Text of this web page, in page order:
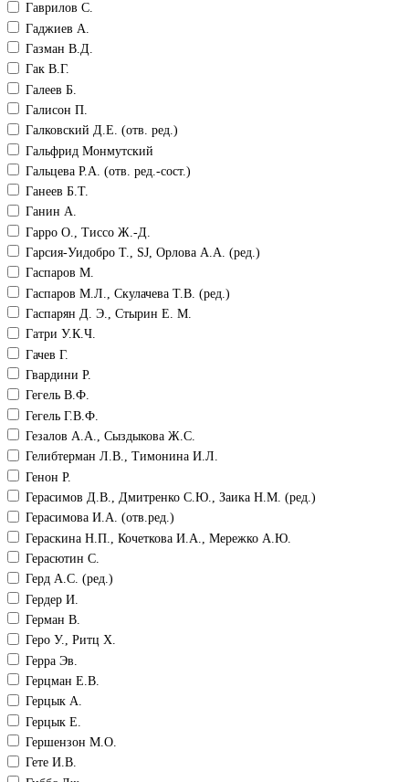
Гаврилов С.
Гаджиев А.
Газман В.Д.
Гак В.Г.
Галеев Б.
Галисон П.
Галковский Д.Е. (отв. ред.)
Гальфрид Монмутский
Гальцева Р.А. (отв. ред.-сост.)
Ганеев Б.Т.
Ганин А.
Гарро О., Тиссо Ж.-Д.
Гарсия-Уидобро Т., SJ, Орлова А.А. (ред.)
Гаспаров М.
Гаспаров М.Л., Скулачева Т.В. (ред.)
Гаспарян Д. Э., Стырин Е. М.
Гатри У.К.Ч.
Гачев Г.
Гвардини Р.
Гегель В.Ф.
Гегель Г.В.Ф.
Гезалов А.А., Сыздыкова Ж.С.
Гелибтерман Л.В., Тимонина И.Л.
Генон Р.
Герасимов Д.В., Дмитренко С.Ю., Заика Н.М. (ред.)
Герасимова И.А. (отв.ред.)
Гераскина Н.П., Кочеткова И.А., Мережко А.Ю.
Герасютин С.
Герд А.С. (ред.)
Гердер И.
Герман В.
Геро У., Ритц Х.
Герра Эв.
Герцман Е.В.
Герцык А.
Герцык Е.
Гершензон М.О.
Гете И.В.